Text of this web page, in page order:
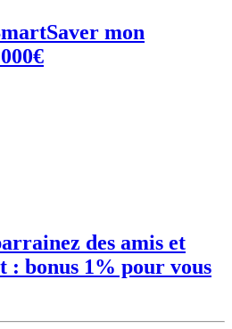
mon
des amis et
: bonus 1% pour vous